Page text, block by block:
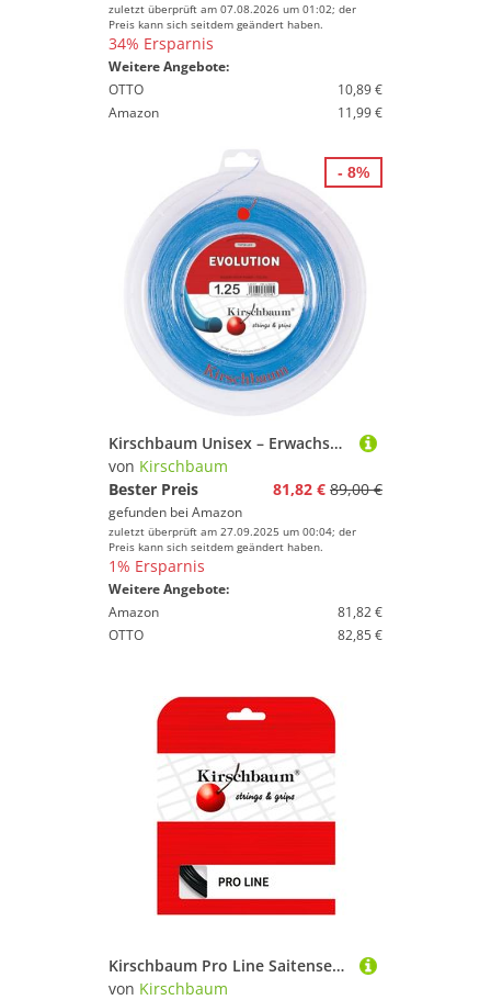
zuletzt überprüft am 07.08.2026 um 01:02; der
Preis kann sich seitdem geändert haben.
34% Ersparnis
Weitere Angebote:
OTTO
10,89 €
Amazon
11,99 €
Kirschbaum Unisex – Erwachsene Pro Line Evolution Tennis-Saite, blau, 1,25 mm x 200 m
von Kirschbaum
Bester Preis
81,82 € 89,00 €
gefunden bei Amazon
zuletzt überprüft am 27.09.2025 um 00:04; der
Preis kann sich seitdem geändert haben.
1% Ersparnis
Weitere Angebote:
Amazon
81,82 €
OTTO
82,85 €
- 8%
Kirschbaum Pro Line Saitenset 12m - Schwarz
von Kirschbaum